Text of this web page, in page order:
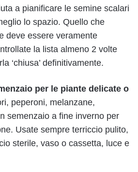
a pianificare le semine scalari
lo spazio. Quello che
deve essere veramente
la lista almeno 2 volte
‘chiusa’ definitivamente.
per le piante delicate o
peperoni, melanzane,
semenzaio a fine inverno per
Usate sempre terriccio pulito,
sterile, vaso o cassetta, luce e